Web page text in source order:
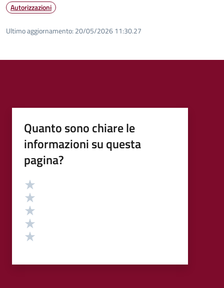
Autorizzazioni
Ultimo aggiornamento: 20/05/2026 11:30.27
Quanto sono chiare le
informazioni su questa
pagina?
Valutazione